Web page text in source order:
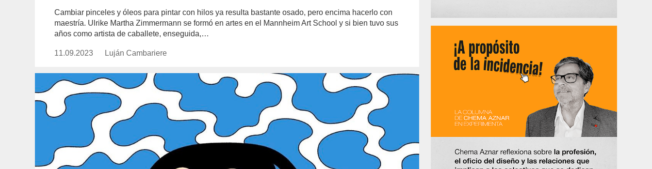
Cambiar pinceles y óleos para pintar con hilos ya resulta bastante osado, pero encima hacerlo con
maestría. Ulrike Martha Zimmermann se formó en artes en el Mannheim Art School y si bien tuvo sus
años como artista de caballete, enseguida,…
Publicado
11.09.2023
https://www.experimenta.es/author/lujan-
Luján Cambariere